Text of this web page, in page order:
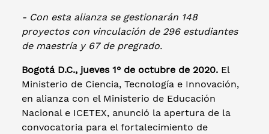
- Con esta alianza se gestionarán 148
proyectos con vinculación de 296 estudiantes
de maestría y 67 de pregrado.
Bogotá D.C., jueves 1° de octubre de 2020. El
Ministerio de Ciencia, Tecnología e Innovación,
en alianza con el Ministerio de Educación
Nacional e ICETEX, anunció la apertura de la
convocatoria para el fortalecimiento de